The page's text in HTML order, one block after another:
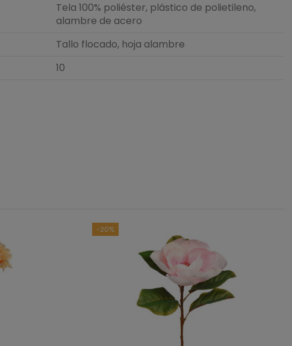
Tela 100% poliéster, plástico de polietileno,
alambre de acero
Tallo flocado, hoja alambre
10
-20%